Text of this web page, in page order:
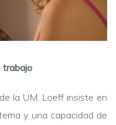
trabajo
la UM, Loeff insiste en
y una capacidad de